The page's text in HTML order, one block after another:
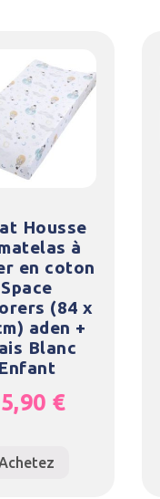
Housse
à
en coton
Space
(84 x
aden +
Blanc
Enfant
€